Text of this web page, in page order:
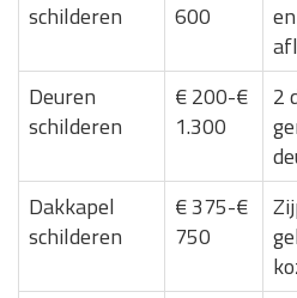
schilderen
600
Deuren
schilderen
€ 200-€
1.300
2
Dakkapel
schilderen
€ 375-€
750